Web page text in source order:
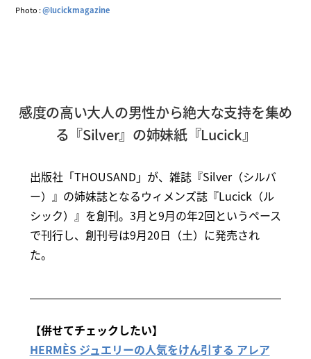
Photo :@lucickmagazine
感度の高い大人の男性から絶大な支持を集め
る『Silver』の姉妹紙『Lucick』
出版社「THOUSAND」が、雑誌『Silver（シルバ
ー）』の姉妹誌となるウィメンズ誌『Lucick（ル
シック）』を創刊。3月と9月の年2回というペース
で刊行し、創刊号は9月20日（土）に発売され
た。
【併せてチェックしたい】
HERMÈS ジュエリーの人気をけん引する アレア